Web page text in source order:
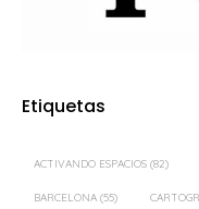
Etiquetas
ACTIVANDO ESPACIOS (82)
BARCELONA (55)